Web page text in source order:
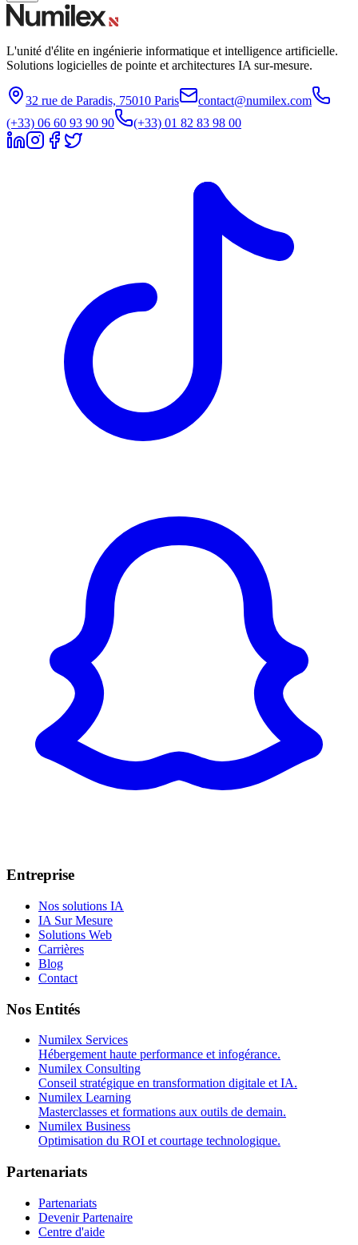
L'unité d'élite en ingénierie informatique et intelligence artificielle.
Solutions logicielles de pointe et architectures IA sur-mesure.
32 rue de Paradis, 75010 Paris
contact@numilex.com
(+33) 06 60 93 90 90
(+33) 01 82 83 98 00
Entreprise
Nos solutions IA
IA Sur Mesure
Solutions Web
Carrières
Blog
Contact
Nos Entités
Numilex Services
Hébergement haute performance et infogérance.
Numilex Consulting
Conseil stratégique en transformation digitale et IA.
Numilex Learning
Masterclasses et formations aux outils de demain.
Numilex Business
Optimisation du ROI et courtage technologique.
Partenariats
Partenariats
Devenir Partenaire
Centre d'aide